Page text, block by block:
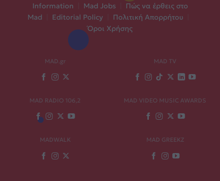
Information
Mad Jobs
Πώς να έρθεις στο
Mad
Editorial Policy Πολιτική Απορρήτου
Όροι Χρήσης
MAD.gr MAD TV
MAD RADIO 106,2 MAD VIDEO MUSIC AWARDS
MADWALK MAD GREEKZ